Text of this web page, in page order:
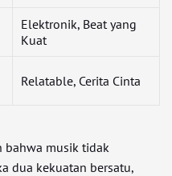
Elektronik, Beat yang
Kuat
Relatable, Cerita Cinta
bahwa musik tidak
dua kekuatan bersatu,